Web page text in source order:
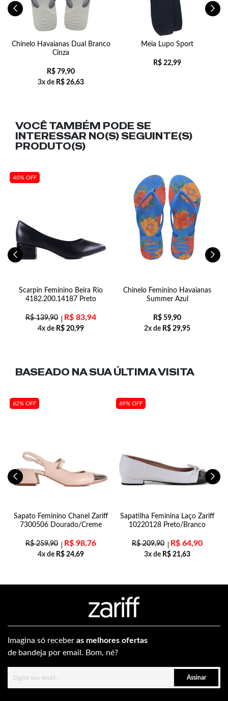
Chinelo Havaianas Dual Branco
Cinza
R$ 79,90
3x de R$ 26,63
Meia Lupo Sport
R$ 22,99
VOCÊ TAMBÉM PODE SE
INTERESSAR NO(S) SEGUINTE(S)
PRODUTO(S)
40% OFF
Scarpin Feminino Beira Rio
4182.200.14187 Preto
R$139,90 R$ 83,94
4x de R$ 20,99
Chinelo Feminino Havaianas
Summer Azul
R$ 59,90
2x de R$ 29,95
BASEADO NA SUAÚLTIMA VISITA
62% OFF
Sapato Feminino Chanel Zariff
7300506 Dourado/Creme
R$259,90 R$ 98,76
4x de R$ 24,69
69% OFF
Sapatilha Feminina Laço Zariff
10220128 Preto/Branco
R$209,90 R$ 64,90
3x de R$ 21,63
Imagina só receber as melhores ofertas
de bandeja por email. Bom, né?
Assinar